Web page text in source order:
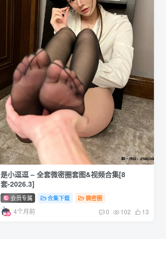
是小逗逗 – 全套微密圈套图&视频合集[8
套-2026.3]
会员专属 合集下载 微密圈
4个月前 0 102 13